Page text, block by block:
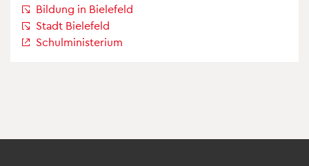
Bil­dung in Bie­le­feld
Stadt Bie­le­feld
Schul­mi­nis­te­rium